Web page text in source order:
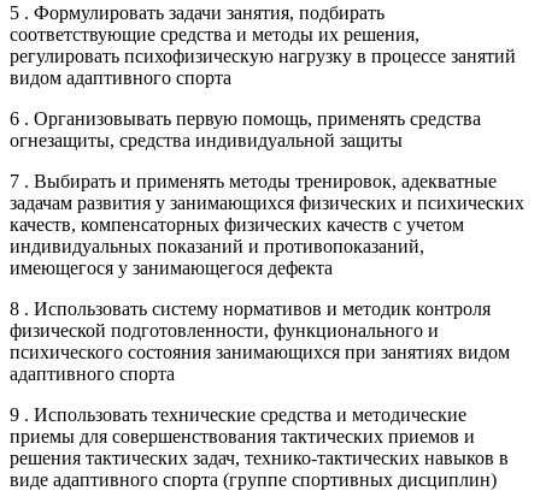
5 . Формулировать задачи занятия, подбирать
соответствующие средства и методы их решения,
регулировать психофизическую нагрузку в процессе занятий
видом адаптивного спорта
6 . Организовывать первую помощь, применять средства
огнезащиты, средства индивидуальной защиты
7 . Выбирать и применять методы тренировок, адекватные
задачам развития у занимающихся физических и психических
качеств, компенсаторных физических качеств с учетом
индивидуальных показаний и противопоказаний,
имеющегося у занимающегося дефекта
8 . Использовать систему нормативов и методик контроля
физической подготовленности, функционального и
психического состояния занимающихся при занятиях видом
адаптивного спорта
9 . Использовать технические средства и методические
приемы для совершенствования тактических приемов и
решения тактических задач, технико-тактических навыков в
виде адаптивного спорта (группе спортивных дисциплин)